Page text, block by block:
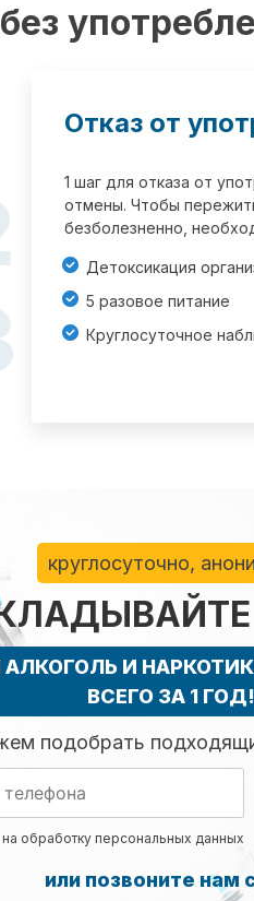
Отказ от
1 шаг для отказа от
отмены. Чтобы
безболезненно,
Детоксикация
5 разовое питание
Круглосуточное
круглосуточно,
И
ВСЕГО ЗА 1 ГОД!
подобрать
обработку персональных данных
или позвоните нам